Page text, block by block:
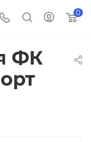
0
ФК